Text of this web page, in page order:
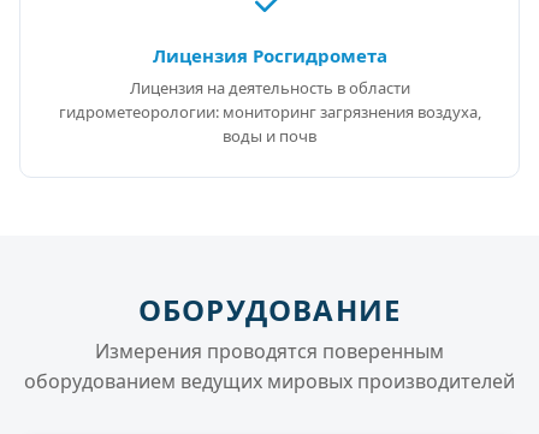
Лицензия Росгидромета
Лицензия на деятельность в области
гидрометеорологии: мониторинг загрязнения воздуха,
воды и почв
ОБОРУДОВАНИЕ
Измерения проводятся поверенным
оборудованием ведущих мировых производителей